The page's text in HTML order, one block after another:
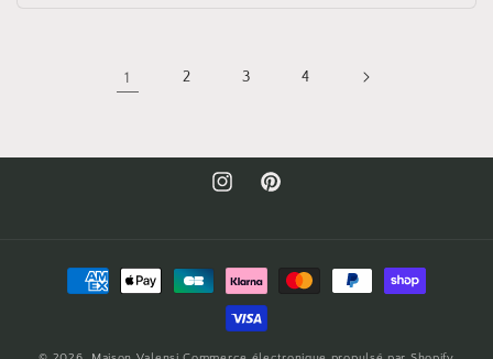
1 2 3 4
InstagramPinterest
Moyens